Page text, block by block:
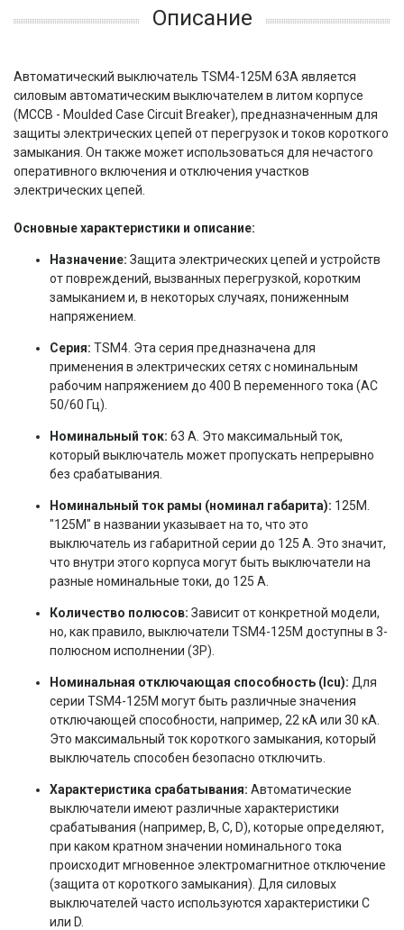
Описание
Автоматический выключатель TSM4-125M 63A является
силовым автоматическим выключателем в литом корпусе
(MCCB - Moulded Case Circuit Breaker), предназначенным для
защиты электрических цепей от перегрузок и токов короткого
замыкания. Он также может использоваться для нечастого
оперативного включения и отключения участков
электрических цепей.
Основные характеристики и описание:
Назначение: Защита электрических цепей и устройств
от повреждений, вызванных перегрузкой, коротким
замыканием и, в некоторых случаях, пониженным
напряжением.
Серия: TSM4. Эта серия предназначена для
применения в электрических сетях с номинальным
рабочим напряжением до 400 В переменного тока (AC
50/60 Гц).
Номинальный ток: 63 А. Это максимальный ток,
который выключатель может пропускать непрерывно
без срабатывания.
Номинальный ток рамы (номинал габарита): 125M.
"125M" в названии указывает на то, что это
выключатель из габаритной серии до 125 А. Это значит,
что внутри этого корпуса могут быть выключатели на
разные номинальные токи, до 125 А.
Количество полюсов: Зависит от конкретной модели,
но, как правило, выключатели TSM4-125M доступны в 3-
полюсном исполнении (3P).
Номинальная отключающая способность (Icu): Для
серии TSM4-125M могут быть различные значения
отключающей способности, например, 22 кА или 30 кА.
Это максимальный ток короткого замыкания, который
выключатель способен безопасно отключить.
Характеристика срабатывания: Автоматические
выключатели имеют различные характеристики
срабатывания (например, B, C, D), которые определяют,
при каком кратном значении номинального тока
происходит мгновенное электромагнитное отключение
(защита от короткого замыкания). Для силовых
выключателей часто используются характеристики C
или D.